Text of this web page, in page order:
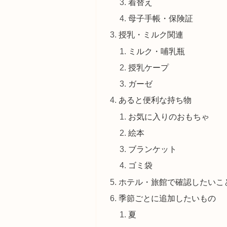
着替え
母子手帳・保険証
授乳・ミルク関連
ミルク・哺乳瓶
授乳ケープ
ガーゼ
あると便利な持ち物
お気に入りのおもちゃ
絵本
ブランケット
ゴミ袋
ホテル・旅館で確認したいこ
季節ごとに追加したいもの
夏